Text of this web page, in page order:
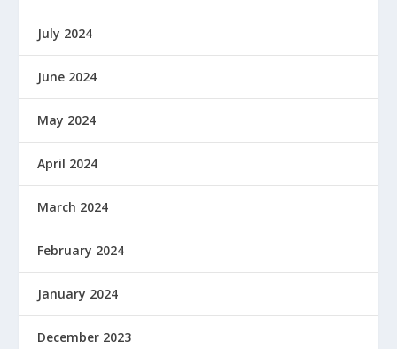
July 2024
June 2024
May 2024
April 2024
March 2024
February 2024
January 2024
December 2023